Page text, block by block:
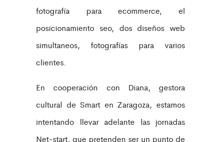
fotografía para ecommerce, el
posicionamiento seo, dos diseños web
simultaneos, fotografías para varios
clientes.
En cooperación con Diana, gestora
cultural de Smart en Zaragoza, estamos
intentando llevar adelante las jornadas
Net-start, que pretenden ser un punto de